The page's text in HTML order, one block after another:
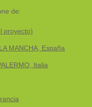
de:
proyecto)
MANCHA, España
Italia